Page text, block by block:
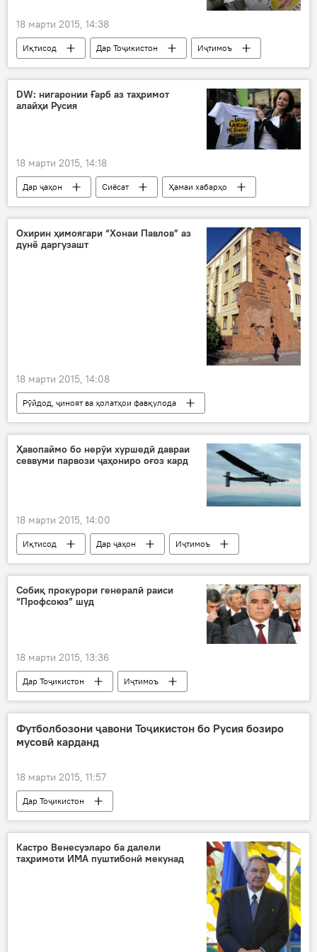
18 марти 2015, 14:38
Иқтисод Дар Тоҷикистон
Иҷтимоъ
Ҳамаи хабарҳо
болоравии нархи орд дар Тоҷикистон
арзиши доллар
DW: нигаронии Ғарб аз таҳримот
алайҳи Русия
18 марти 2015, 14:18
Дар ҷаҳон Сиёсат
Ҳамаи хабарҳо
ИМА
Украина
ИА
Андреас Умланд
Адам Зауэр
Сергей Маркедонов
бенатиҷа
Охирин ҳимоягари “Хонаи Павлов” аз
дунё даргузашт
18 марти 2015, 14:08
Рӯйдод, ҷиноят ва ҳолатҳои фавқулода
Осиёи Марказӣ
Дар ҷаҳон
Иҷтимоъ
Ҳамаи хабарҳо
Волгоград
Ӯзбакистон
Дар Русия
даргузашт
Ҳавопаймо бо нерӯи хуршедӣ давраи
севвуми парвози ҷаҳониро оғоз кард
18 марти 2015, 14:00
Иқтисод Дар ҷаҳон
Иҷтимоъ
Ҳамаи хабарҳо
Нақлиёт
ИМА
Ҳинд. Чин
Solar Impulse 2
оғози давраи севвуми парвози ҷаҳонӣ
таёра
Собиқ прокурори генералӣ раиси
“Профсоюз” шуд
18 марти 2015, 13:36
Дар Тоҷикистон
Иҷтимоъ
Ҳамаи хабарҳо
Шерхон Салимзода
"Профсоюз" Иттифоқи касаба
интихоб
раисӣ
собиқ прокурори генералӣ
Футболбозони ҷавони Тоҷикистон бо Русия бозиро
мусовӣ карданд
18 марти 2015, 11:57
Дар Тоҷикистон
Навигариҳои варзиши Тоҷикистон
Дар ҷаҳон
Ҳамаи хабарҳо
ФФТ
бозӣ
мусовӣ
Кастро Венесуэларо ба далели
таҳримоти ИМА пуштибонӣ мекунад